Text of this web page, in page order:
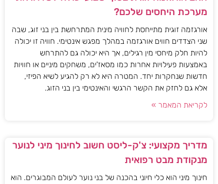
מערכת היחסים שלכם?
אורגזמה זוגית מתייחסת לחוויה מינית המתרחשת בין בני זוג, שבה
שני הצדדים חווים אורגזמה במהלך מפגש אינטימי. חוויה זו יכולה
להיות חלק מיחסי מין רגילים, אך היא יכולה גם להתרחש
באמצעות פעילויות אחרות כמו מסאז'ים, משחקים מיניים או חוויות
חדשות שנחקרות יחד. המטרה היא לא רק להגיע לשיא הפיזי,
אלא גם לחזק את הקשר הרגשי והאינטימי בין בני הזוג.
לקריאת המאמר »
מדריך מקצועי: צ'ק-ליסט חשוב לחינוך מיני לנוער
מנקודת מבט רפואית
חינוך מיני הוא כלי חיוני בהכנה של בני נוער לעולם המבוגרים. הוא